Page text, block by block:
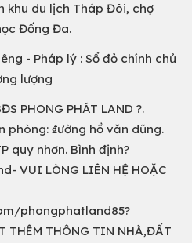
khu du lịch Tháp Đôi, chợ
Đống Đa.
- Pháp lý : Sổ đỏ chính chủ
lượng
PHONG PHÁT LAND ?.
₫ường hồ văn dũng.
quy nhơn. Bình định?
VUI LÒNG LIÊN HỆ HOẶC
phongphatland85?
THÊM THÔNG TIN NHÀ,ĐẤT